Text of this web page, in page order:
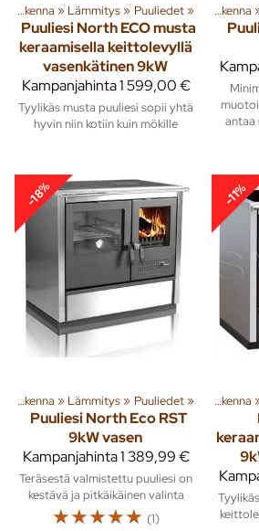
Rakenna ‪» Lämmitys‪» Puuliedet‪»
Puuliesi North ECO musta
keraamisella keittolevyllä
vasenkätinen 9kW
Kampanjahinta1 599,00 €
Tyylikäs musta puuliesi sopii yhtä
hyvin niin kotiin kuin mökille
Tuoteryhmiä ja tuotteita Rakenna
antaa
-18%
Rakenna ‪» Lämmitys‪» Puuliedet‪»
Puuliesi North Eco RST
9kW vasen
Kampanjahinta1 389,99 €
Teräsestä valmistettu puuliesi on
kestävä ja pitkäikäinen valinta
☆☆☆☆☆ (1)
-11%
Tuoteryhmiä ja tuotteita Rakenna